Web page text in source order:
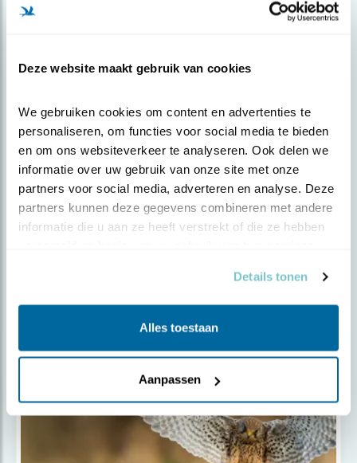
Deze website maakt gebruik van cookies
We gebruiken cookies om content en advertenties te
personaliseren, om functies voor social media te bieden
en om ons websiteverkeer te analyseren. Ook delen we
informatie over uw gebruik van onze site met onze
partners voor social media, adverteren en analyse. Deze
partners kunnen deze gegevens combineren met andere
informatie die u aan ze heeft verstrekt of die ze hebben
Details tonen
Alles toestaan
Aanpassen
Nieuws